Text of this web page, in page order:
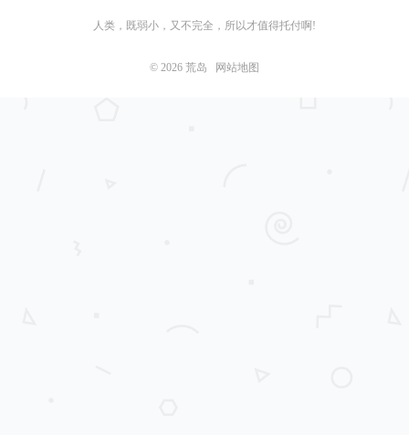
人类，既弱小，又不完全，所以才值得托付啊!
© 2026 荒岛 网站地图